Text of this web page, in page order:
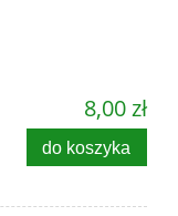
8,00 zł
do koszyka